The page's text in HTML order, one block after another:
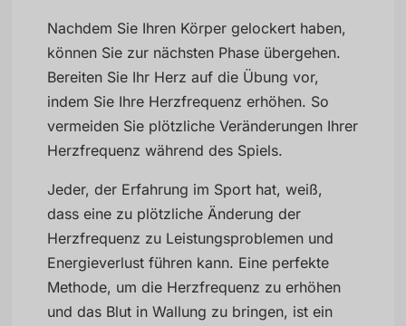
Nachdem Sie Ihren Körper gelockert haben,
können Sie zur nächsten Phase übergehen.
Bereiten Sie Ihr Herz auf die Übung vor,
indem Sie Ihre Herzfrequenz erhöhen. So
vermeiden Sie plötzliche Veränderungen Ihrer
Herzfrequenz während des Spiels.
Jeder, der Erfahrung im Sport hat, weiß,
dass eine zu plötzliche Änderung der
Herzfrequenz zu Leistungsproblemen und
Energieverlust führen kann. Eine perfekte
Methode, um die Herzfrequenz zu erhöhen
und das Blut in Wallung zu bringen, ist ein